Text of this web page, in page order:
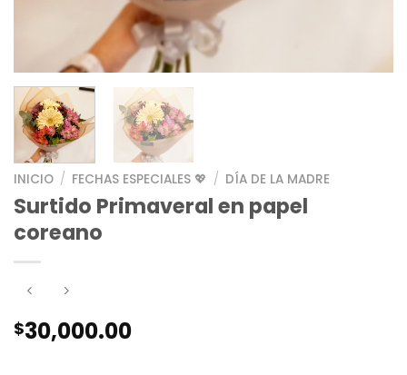
INICIO / FECHAS ESPECIALES 💖 / DÍA DE LA MADRE
Surtido Primaveral en papel
coreano
$30,000.00